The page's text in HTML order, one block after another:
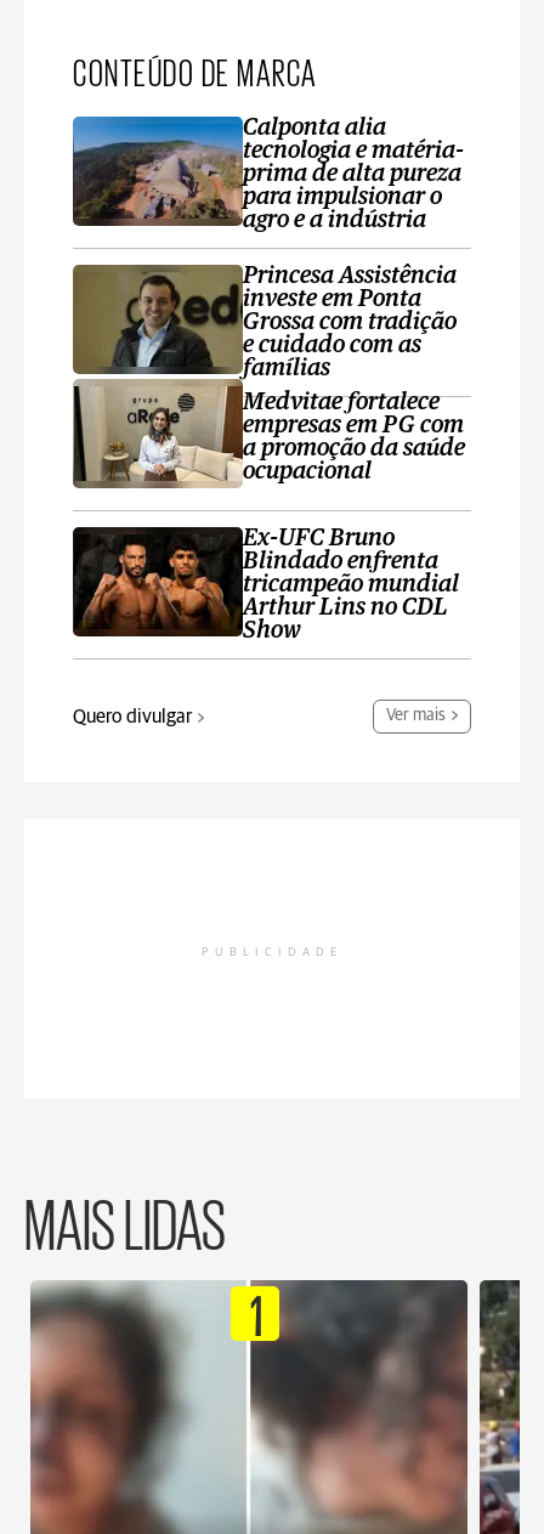
CONTEÚDO DE MARCA
Calponta alia
tecnologia e matéria-
prima de alta pureza
para impulsionar o
agro e a indústria
Princesa Assistência
investe em Ponta
Grossa com tradição
e cuidado com as
famílias
Medvitae fortalece
empresas em PG com
a promoção da saúde
ocupacional
Ex-UFC Bruno
Blindado enfrenta
tricampeão mundial
Arthur Lins no CDL
Show
Quero divulgar Ver mais
PUBLICIDADE
MAIS LIDAS
1